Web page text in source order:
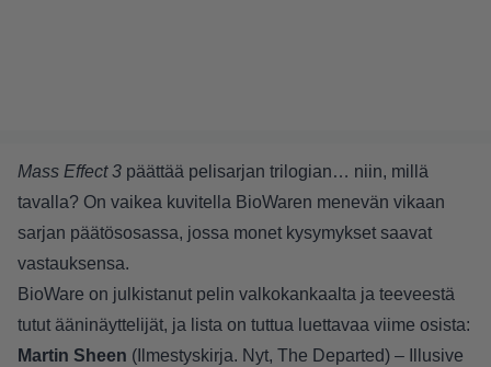
Mass Effect 3 päättää pelisarjan trilogian… niin, millä
tavalla? On vaikea kuvitella BioWaren menevän vikaan
sarjan päätösosassa, jossa monet kysymykset saavat
vastauksensa.
BioWare on julkistanut pelin valkokankaalta ja teeveestä
tutut ääninäyttelijät, ja lista on tuttua luettavaa viime osista:
Martin Sheen (Ilmestyskirja. Nyt, The Departed) – Illusive